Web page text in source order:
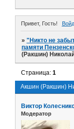
Привет, Гость!
»"Никто не
памяти
(Ракшин)
Акшин (Ракшин)
Страница:1
Виктор
Модератор